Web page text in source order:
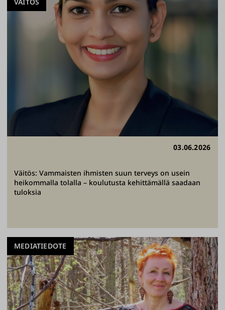
03.06.2026
Väitös: Vammaisten ihmisten suun terveys on usein
heikommalla tolalla – koulutusta kehittämällä saadaan
tuloksia
VÄITÖS
MEDIATIEDOTE